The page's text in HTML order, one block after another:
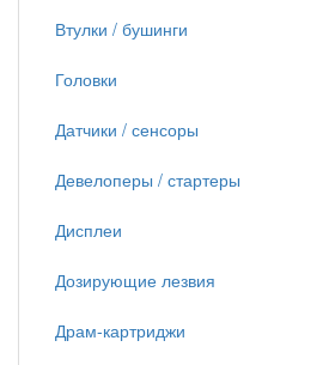
Втулки / бушинги
Головки
Датчики / сенсоры
Девелоперы / стартеры
Дисплеи
Дозирующие лезвия
Драм-картриджи